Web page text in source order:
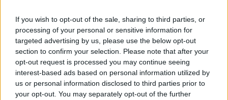
If you wish to opt-out of the sale, sharing to third parties, or
processing of your personal or sensitive information for
targeted advertising by us, please use the below opt-out
section to confirm your selection. Please note that after your
opt-out request is processed you may continue seeing
interest-based ads based on personal information utilized by
us or personal information disclosed to third parties prior to
your opt-out. You may separately opt-out of the further
Συνελήφθησαν 49χρονος και 37χρονος
8/08/2026 - 7:27μμ